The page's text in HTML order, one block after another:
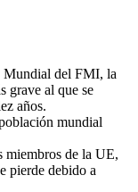
Mundial del FMI, la
grave al que se
años.
mundial
miembros de la UE,
pierde debido a